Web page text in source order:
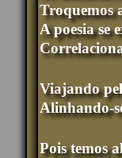
Troquemos
A poesia se
Viajando
Alinhando-
Pois temos